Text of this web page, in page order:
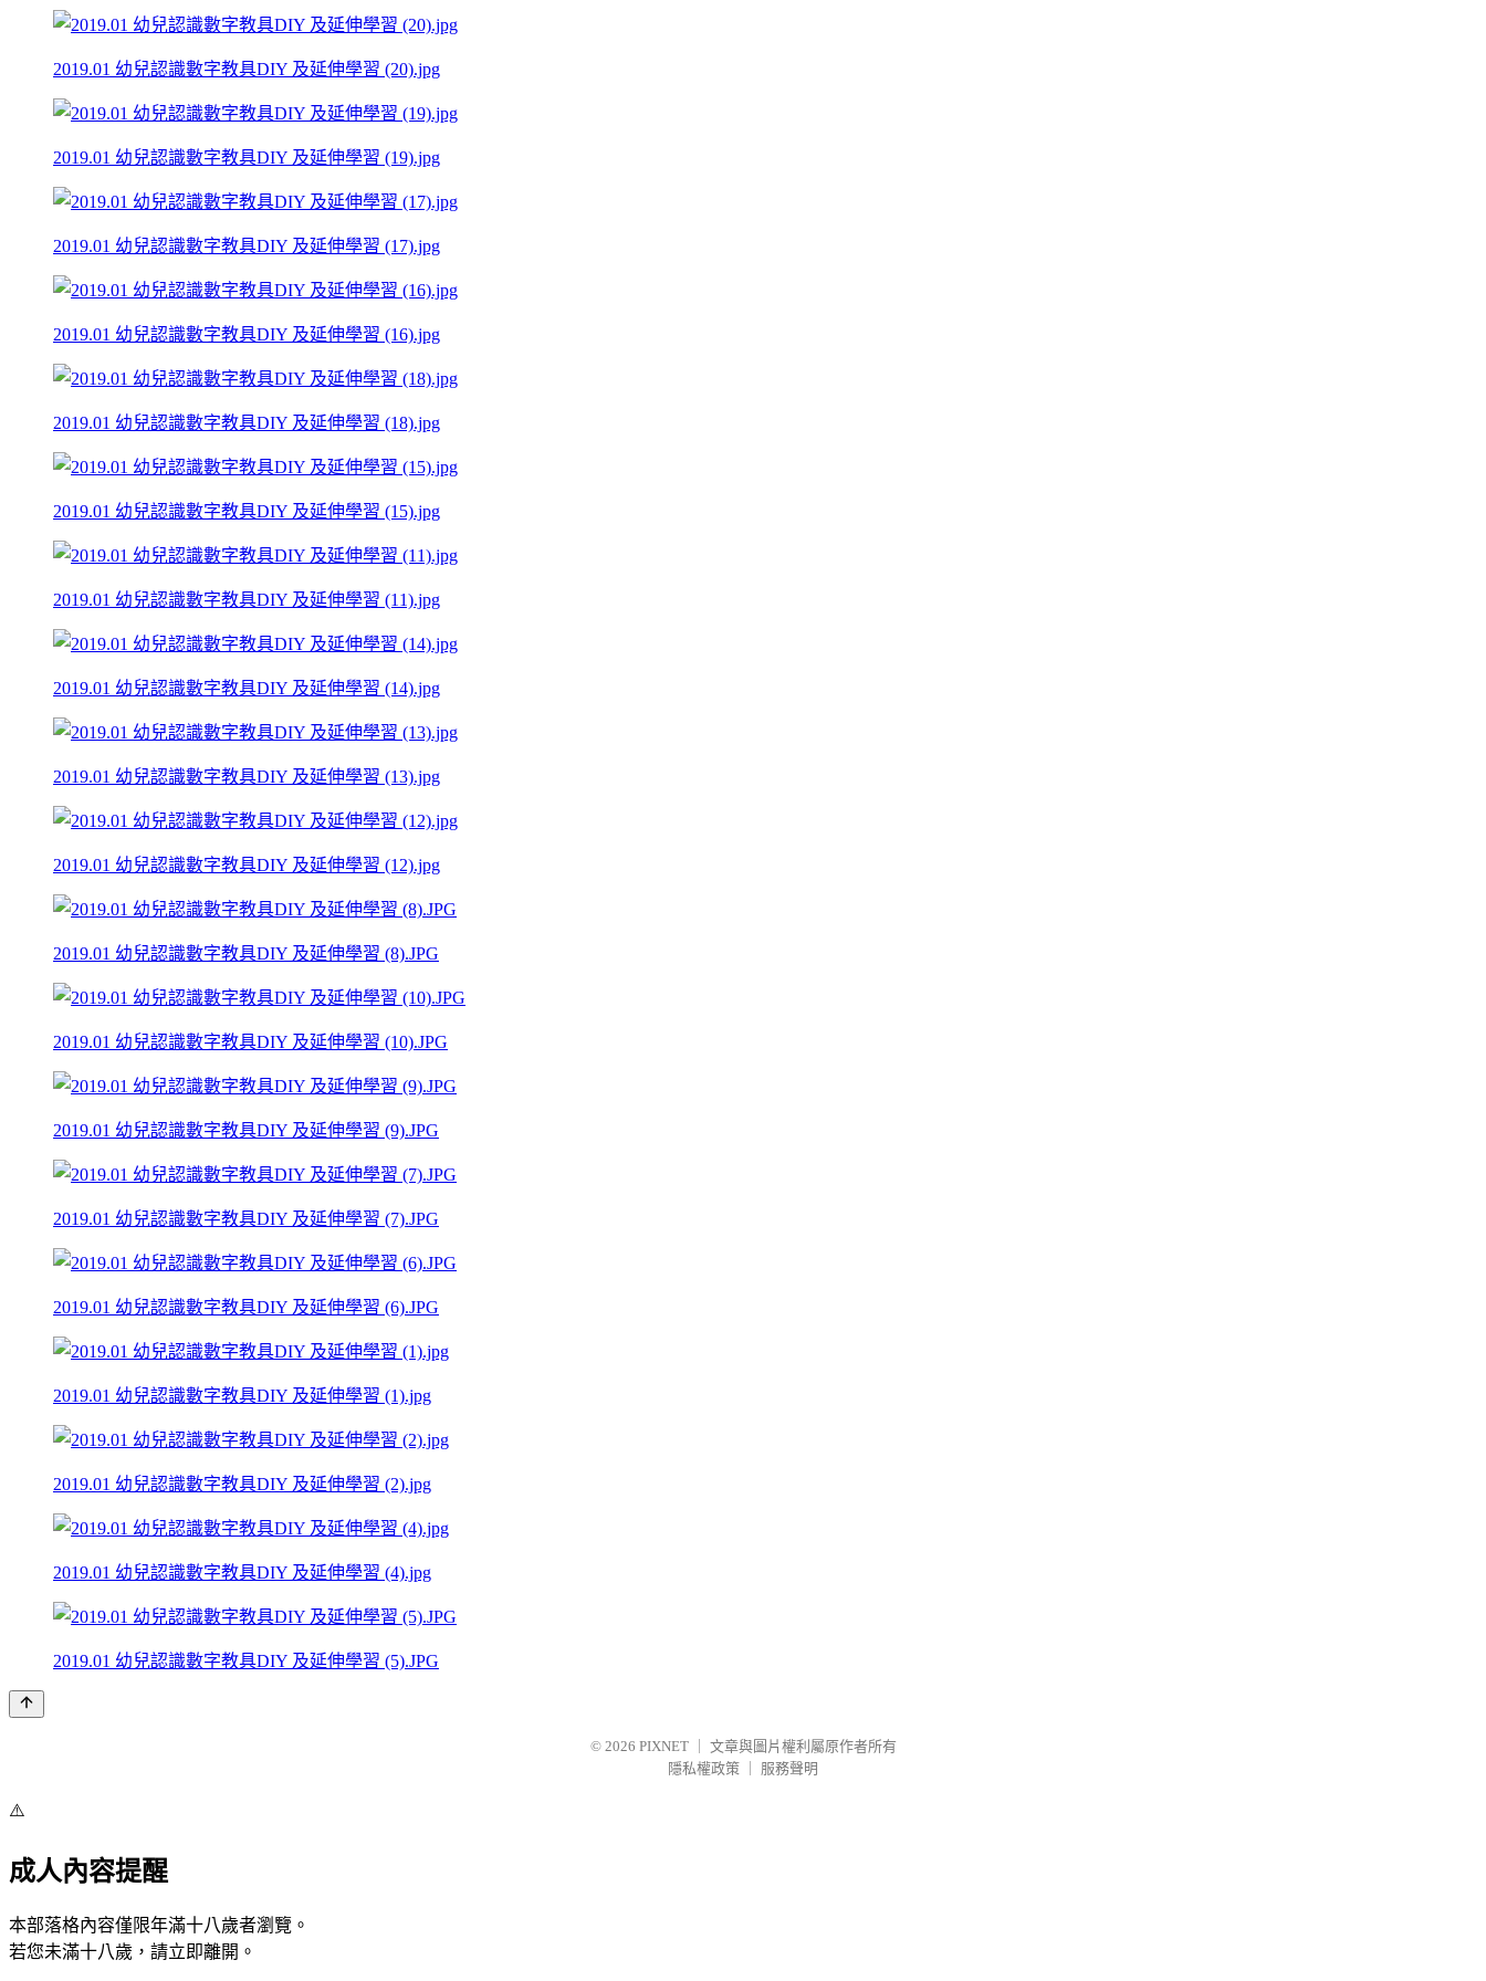
2019.01 幼兒認識數字教具DIY 及延伸學習 (20).jpg
2019.01 幼兒認識數字教具DIY 及延伸學習 (19).jpg
2019.01 幼兒認識數字教具DIY 及延伸學習 (17).jpg
2019.01 幼兒認識數字教具DIY 及延伸學習 (16).jpg
2019.01 幼兒認識數字教具DIY 及延伸學習 (18).jpg
2019.01 幼兒認識數字教具DIY 及延伸學習 (15).jpg
2019.01 幼兒認識數字教具DIY 及延伸學習 (11).jpg
2019.01 幼兒認識數字教具DIY 及延伸學習 (14).jpg
2019.01 幼兒認識數字教具DIY 及延伸學習 (13).jpg
2019.01 幼兒認識數字教具DIY 及延伸學習 (12).jpg
2019.01 幼兒認識數字教具DIY 及延伸學習 (8).JPG
2019.01 幼兒認識數字教具DIY 及延伸學習 (10).JPG
2019.01 幼兒認識數字教具DIY 及延伸學習 (9).JPG
2019.01 幼兒認識數字教具DIY 及延伸學習 (7).JPG
2019.01 幼兒認識數字教具DIY 及延伸學習 (6).JPG
2019.01 幼兒認識數字教具DIY 及延伸學習 (1).jpg
2019.01 幼兒認識數字教具DIY 及延伸學習 (2).jpg
2019.01 幼兒認識數字教具DIY 及延伸學習 (4).jpg
2019.01 幼兒認識數字教具DIY 及延伸學習 (5).JPG
© 2026 PIXNET
文章與圖片權利屬原作者所有
隱私權政策
服務聲明
⚠️
成人內容提醒
本部落格內容僅限年滿十八歲者瀏覽。
若您未滿十八歲，請立即離開。